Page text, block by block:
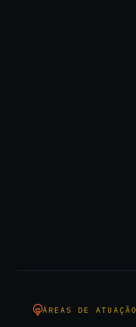
ÁREAS DE ATUAÇÃO